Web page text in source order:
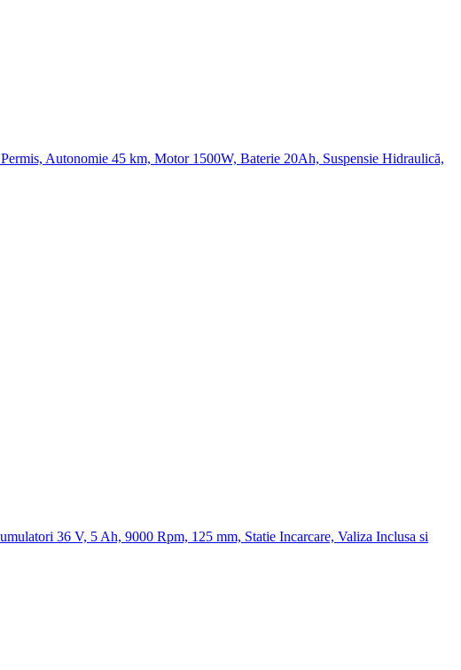
Autonomie 45 km, Motor 1500W, Baterie 20Ah, Suspensie Hidraulică,
36 V, 5 Ah, 9000 Rpm, 125 mm, Statie Incarcare, Valiza Inclusa si